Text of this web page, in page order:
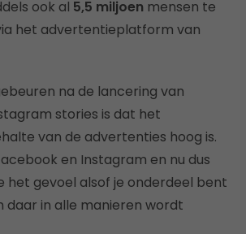
ook al 5,5 miljoen mensen te
het advertentieplatform van
na de lancering van
stories is dat het
van de advertenties hoog is.
en Instagram en nu dus
het gevoel alsof je onderdeel bent
daar in alle manieren wordt